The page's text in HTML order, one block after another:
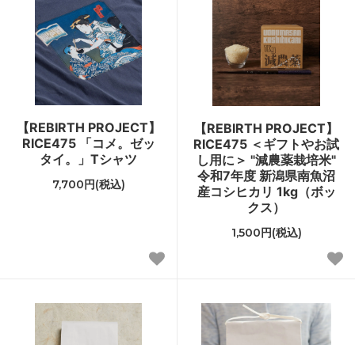
【REBIRTH PROJECT】
RICE475 「コメ。ゼッ
タイ。」Tシャツ
7,700円(税込)
【REBIRTH PROJECT】
RICE475 ＜ギフトやお試
し用に＞ "減農薬栽培米"
令和7年度 新潟県南魚沼
産コシヒカリ 1kg（ボッ
クス）
1,500円(税込)